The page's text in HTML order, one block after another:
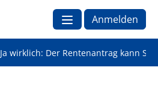
Anmelden
Ja wirklich: Der Rentenantrag kann Sie